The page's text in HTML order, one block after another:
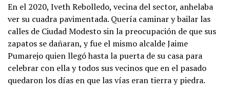
En el 2020, Iveth Rebolledo, vecina del sector, anhelaba
ver su cuadra pavimentada. Quería caminar y bailar las
calles de Ciudad Modesto sin la preocupación de que sus
zapatos se dañaran, y fue el mismo alcalde Jaime
Pumarejo quien llegó hasta la puerta de su casa para
celebrar con ella y todos sus vecinos que en el pasado
quedaron los días en que las vías eran tierra y piedra.